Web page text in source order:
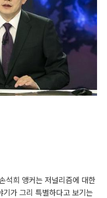
석희 앵커는 저널리즘에 대한
가 그리 특별하다고 보기는